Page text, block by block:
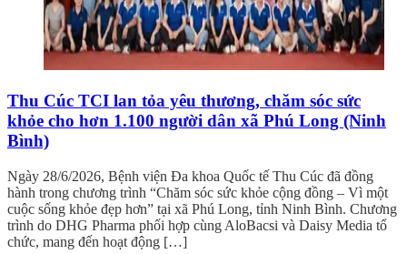
Thu Cúc TCI lan tỏa yêu thương, chăm sóc sức
khỏe cho hơn 1.100 người dân xã Phú Long (Ninh
Bình)
Ngày 28/6/2026, Bệnh viện Đa khoa Quốc tế Thu Cúc đã đồng
hành trong chương trình “Chăm sóc sức khỏe cộng đồng – Vì một
cuộc sống khỏe đẹp hơn” tại xã Phú Long, tỉnh Ninh Bình. Chương
trình do DHG Pharma phối hợp cùng AloBacsi và Daisy Media tổ
chức, mang đến hoạt động […]